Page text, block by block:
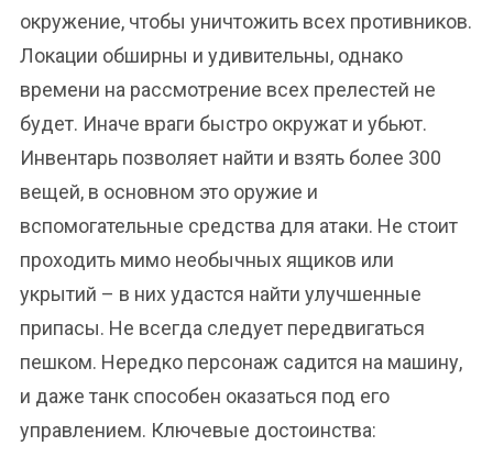
окружение, чтобы уничтожить всех противников.
Локации обширны и удивительны, однако
времени на рассмотрение всех прелестей не
будет. Иначе враги быстро окружат и убьют.
Инвентарь позволяет найти и взять более 300
вещей, в основном это оружие и
вспомогательные средства для атаки. Не стоит
проходить мимо необычных ящиков или
укрытий – в них удастся найти улучшенные
припасы. Не всегда следует передвигаться
пешком. Нередко персонаж садится на машину,
и даже танк способен оказаться под его
управлением. Ключевые достоинства: